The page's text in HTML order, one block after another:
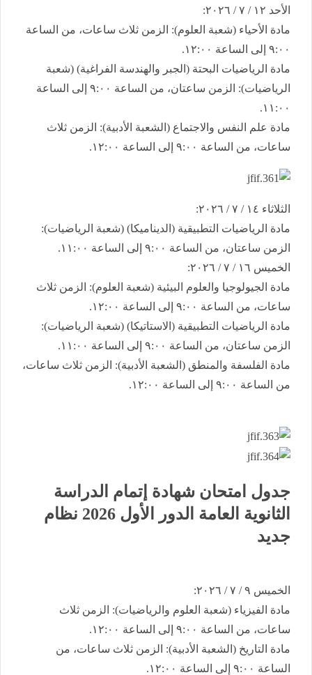
​الأحد ١٢ / ٧ / ٢٠٢٦:
​مادة الأحياء (شعبة العلوم): الزمن ثلاث ساعات، من الساعة
٩:٠٠ إلى الساعة ١٢:٠٠.
​مادة الرياضيات البحتة (الجبر والهندسة الفراغية) (شعبة
الرياضيات): الزمن ساعتان، من الساعة ٩:٠٠ إلى الساعة
١١:٠٠.
​مادة علم النفس والاجتماع (الشعبة الأدبية): الزمن ثلاث
ساعات، من الساعة ٩:٠٠ إلى الساعة ١٢:٠٠.
​الثلاثاء ١٤ / ٧ / ٢٠٢٦:
​مادة الرياضيات التطبيقية (الديناميكا) (شعبة الرياضيات):
الزمن ساعتان، من الساعة ٩:٠٠ إلى الساعة ١١:٠٠.
​الخميس ١٦ / ٧ / ٢٠٢٦:
​مادة الجيولوجيا والعلوم البيئية (شعبة العلوم): الزمن ثلاث
ساعات، من الساعة ٩:٠٠ إلى الساعة ١٢:٠٠.
​مادة الرياضيات التطبيقية (الاستاتيكا) (شعبة الرياضيات):
الزمن ساعتان، من الساعة ٩:٠٠ إلى الساعة ١١:٠٠.
​مادة الفلسفة والمنطق (الشعبة الأدبية): الزمن ثلاث ساعات،
من الساعة ٩:٠٠ إلى الساعة ١٢:٠٠.
جدول امتحان شهادة إتمام الدراسة
الثانوية العامة ​الدور الأول 2026 نظام
جديد
​​الخميس ٩ / ٧ / ٢٠٢٦:
​مادة الفيزياء (شعبة العلوم والرياضيات): الزمن ثلاث
ساعات، من الساعة ٩:٠٠ إلى الساعة ١٢:٠٠.
​مادة التاريخ (الشعبة الأدبية): الزمن ثلاث ساعات، من
الساعة ٩:٠٠ إلى الساعة ١٢:٠٠.